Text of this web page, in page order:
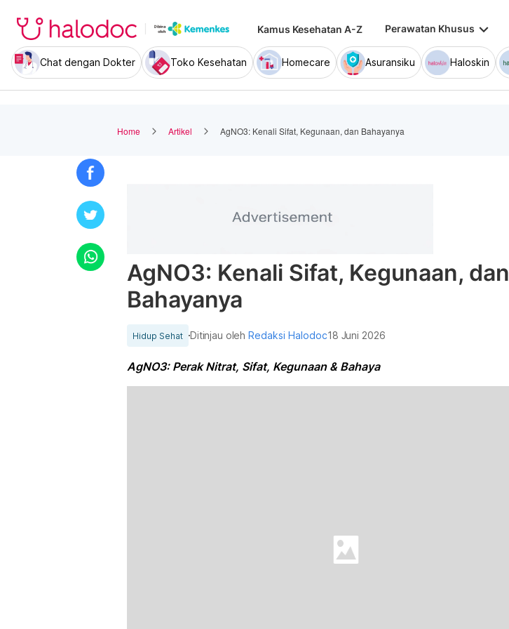
Kamus Kesehatan A-Z Perawatan Khusus keyboard_arrow_down
Chat dengan Dokter Toko Kesehatan Homecare Asuransiku Haloskin
Home Artikel AgNO3: Kenali Sifat, Kegunaan, dan Bahayanya
AgNO3: Kenali Sifat, Kegunaan, dan
Bahayanya
Hidup Sehat Ditinjau olehRedaksi Halodoc18 Juni 2026
AgNO3: Perak Nitrat, Sifat, Kegunaan & Bahaya